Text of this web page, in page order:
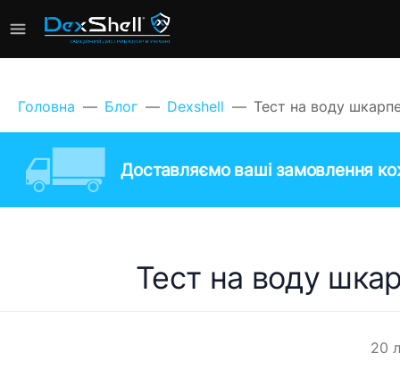
Головна Блог Dexshell Тест на воду
Доставляємо ваші замовлення
Тест на воду
20